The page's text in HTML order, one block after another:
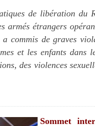
de libération du
armés étrangers
commis de graves
et les enfants dans
des violences
Sommet